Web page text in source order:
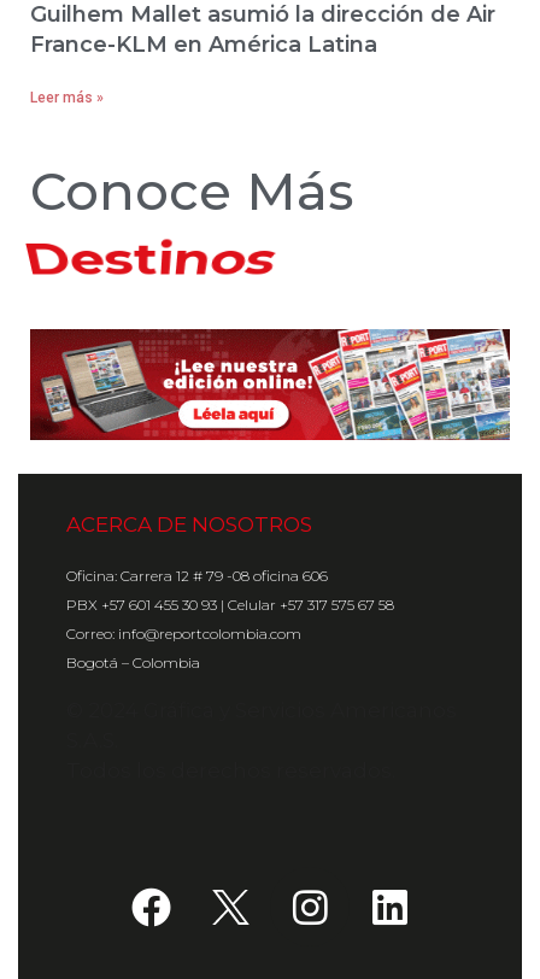
Guilhem Mallet asumió la dirección de Air
France-KLM en América Latina
Leer más »
Conoce Más
Hoteles
ACERCA DE NOSOTROS
Oficina: Carrera 12 # 79 -08 oficina 606
PBX +57 601 455 30 93 | Celular +57 317 575 67 58
Correo: info@reportcolombia.com
Bogotá – Colombia